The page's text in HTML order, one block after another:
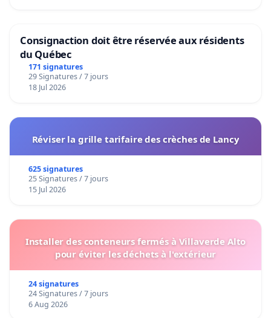
Consignaction doit être réservée aux résidents
du Québec
171 signatures
29 Signatures / 7 jours
18 Jul 2026
Réviser la grille tarifaire des crèches de Lancy
625 signatures
25 Signatures / 7 jours
15 Jul 2026
Installer des conteneurs fermés à Villaverde Alto
pour éviter les déchets à l'extérieur
24 signatures
24 Signatures / 7 jours
6 Aug 2026